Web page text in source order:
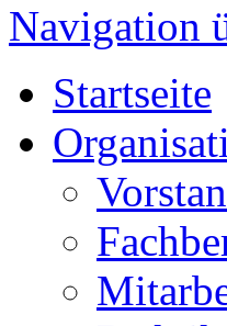
Navigation
Startseite